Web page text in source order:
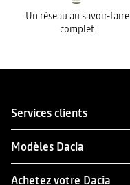
Un réseau au savoir-faire
complet
Services clients
Modèles Dacia
Achetez votre Dacia